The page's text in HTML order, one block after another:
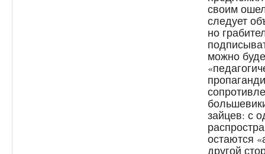
своим
следует
но
можно
зайцев: с
остаются
другой